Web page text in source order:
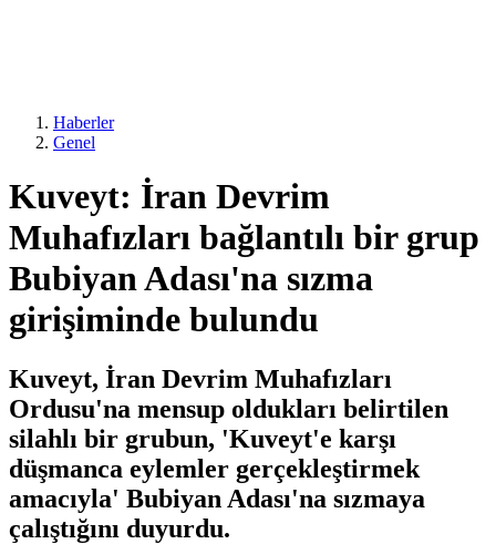
Haberler
Genel
Kuveyt: İran Devrim
Muhafızları bağlantılı bir grup
Bubiyan Adası'na sızma
girişiminde bulundu
Kuveyt, İran Devrim Muhafızları
Ordusu'na mensup oldukları belirtilen
silahlı bir grubun, 'Kuveyt'e karşı
düşmanca eylemler gerçekleştirmek
amacıyla' Bubiyan Adası'na sızmaya
çalıştığını duyurdu.